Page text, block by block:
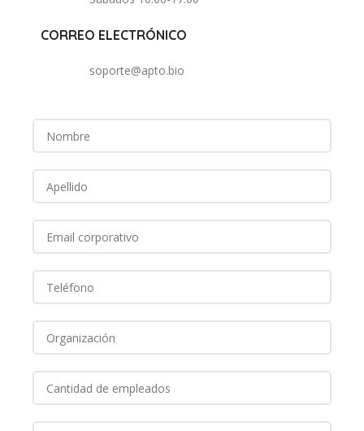
CORREO ELECTRÓNICO
soporte@apto.bio